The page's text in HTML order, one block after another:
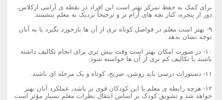
برای کمک به حفظ تمرکز بهتر است این افراد در نقطه ی آرامی ازکلاس،
دور از پنجره، کنار بچه های آرام تر و ترجیحاً نزدیک به معلم بنشینند.
۹- بهتر است معلم در فواصل کوتاه تری از آن ها بازخورد بگیرد یا به آنان
توجه نشان بدهد.
۱۰- در صورت امکان بهتر است وقت بیش تری برای انجام تکالیف داشته
باشند یا تکالیف کم تری از آن ها خواسته شود.
۱۱- دستورات درسی باید روشن، صریح، کوتاه و یک مرحله ای باشند.
۱۲- هرچه رابطه ی معلم با این کودکان قوی تر باشد، عملکرد آنان بهتر
خواهد شد و تشویق کودک بر اساس انتقال نظرات معلم بسیار مؤثر است.